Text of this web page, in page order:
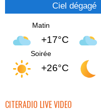
Ciel dégagé
Matin
+17°C
Soirée
+26°C
CITERADIO LIVE VIDEO